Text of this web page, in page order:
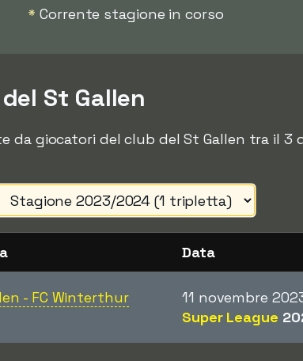
* Corrente stagione in corso
St Gallen
giocatori del club del St Gallen tra il 3
Data
- FC Winterthur
11 novembre
Super League